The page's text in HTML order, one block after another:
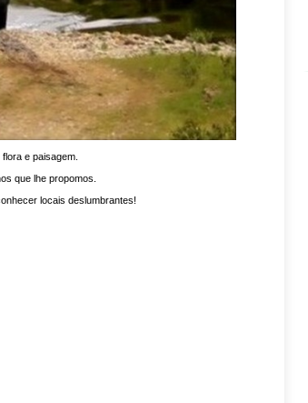
e paisagem.
que lhe propomos.
locais deslumbrantes!